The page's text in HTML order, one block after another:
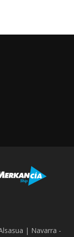
| Navarra -